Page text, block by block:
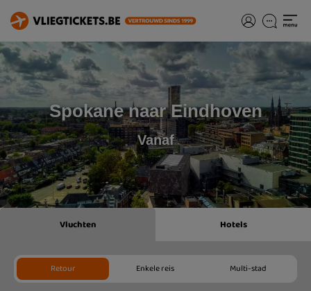
Spokane naar Eindhoven
Vanaf